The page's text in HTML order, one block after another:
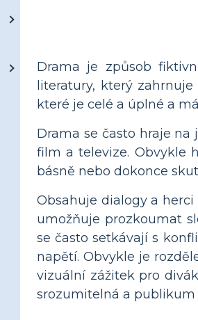
Drama je způsob
literatury, který
které je celé a úplné a
Drama se často hraje
film a televize. Obvykle
básně nebo dokonce
Obsahuje dialogy a
umožňuje prozkoumat
se často setkávají s
napětí. Obvykle je
vizuální zážitek pro
srozumitelná a